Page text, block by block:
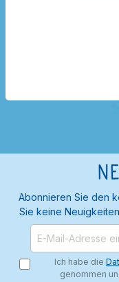
Abonnieren Sie den
Sie keine
Ich habe die
genommen